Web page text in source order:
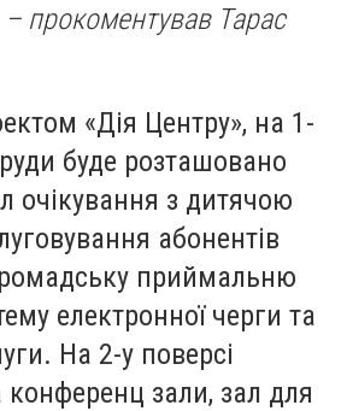
– прокоментував Тарас
«Дія Центру», на 1-
буде розташовано
очікування з дитячою
абонентів
приймальню
електронної черги та
На 2-у поверсі
конференц зали, зал для